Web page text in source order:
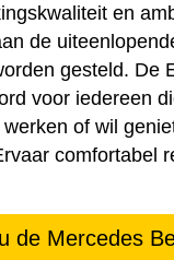
en
de
gesteld. De
voor iedereen
of wil
comfortabel
de Mercedes